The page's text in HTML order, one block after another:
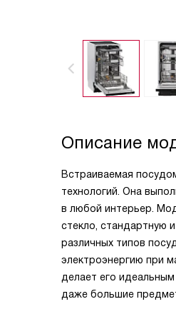
Описание
Встраиваемая
технологий. Она
в любой интерьер.
стекло, стандартную
различных типов
электроэнергию при
делает его
даже большие